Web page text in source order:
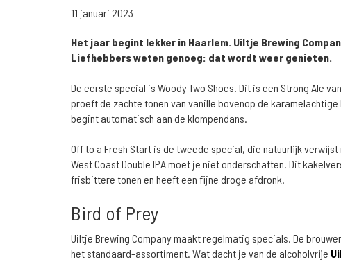
11 januari 2023
Het jaar begint lekker in Haarlem. Uiltje Brewing
Liefhebbers weten genoeg: dat wordt weer genieten.
De eerste special is Woody Two Shoes. Dit is een Strong Ale
proeft de zachte tonen van vanille bovenop de
begint automatisch aan de klompendans.
Off to a Fresh Start is de tweede special, die natuurlijk
West Coast Double IPA moet je niet onderschatten. Dit
frisbittere tonen en heeft een fijne droge afdronk.
Bird of Prey
Uiltje Brewing Company maakt regelmatig specials. De
het standaard-assortiment. Wat dacht je van de alcoholvrije